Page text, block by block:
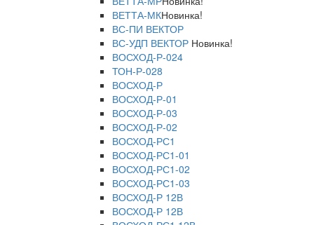
ВЕТТА-МКНовинка!
ВС-ПИ ВЕКТОР
ВС-УДП ВЕКТОР Новинка!
ВОСХОД-Р-024
ТОН-Р-028
ВОСХОД-Р
ВОСХОД-Р-01
ВОСХОД-Р-03
ВОСХОД-Р-02
ВОСХОД-РС1
ВОСХОД-РС1-01
ВОСХОД-РС1-02
ВОСХОД-РС1-03
ВОСХОД-Р 12В
ВОСХОД-Р 12В